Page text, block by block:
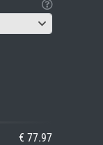
€ 77.97